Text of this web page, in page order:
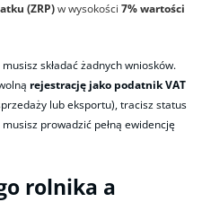
(ZRP)w wysokości 7% wartości
składać żadnych wniosków.
rejestrację jako podatnik VAT
lub eksportu), tracisz status
prowadzić pełną ewidencję
rolnika a